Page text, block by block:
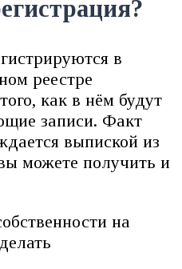
в
реестре
как в нём будут
записи. Факт
выпиской из
можете получить и